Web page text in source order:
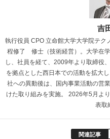
吉
執行役員 CPO 立命館大学大学院テ
程修了 修士（技術経営）。大学在
し、社員を経て、2009年より取締役
を拠点とした西日本での活動を拡大
社への異動後は、国内事業活動の営
けた取り組みを実施。 2026年5月よ
表取
関連記事